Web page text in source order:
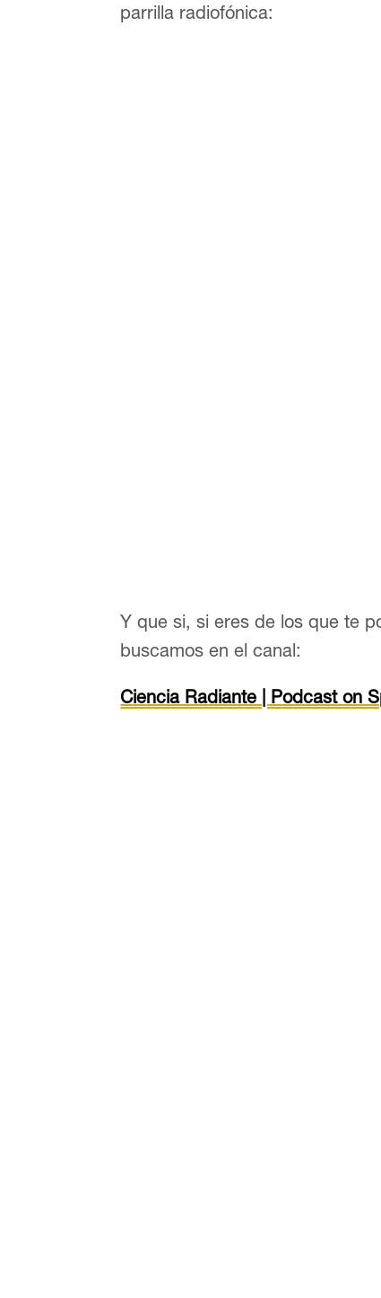
parrilla radiofónica:
Y que si, si eres de los que te
buscamos en el canal:
Ciencia Radiante | Podcast on